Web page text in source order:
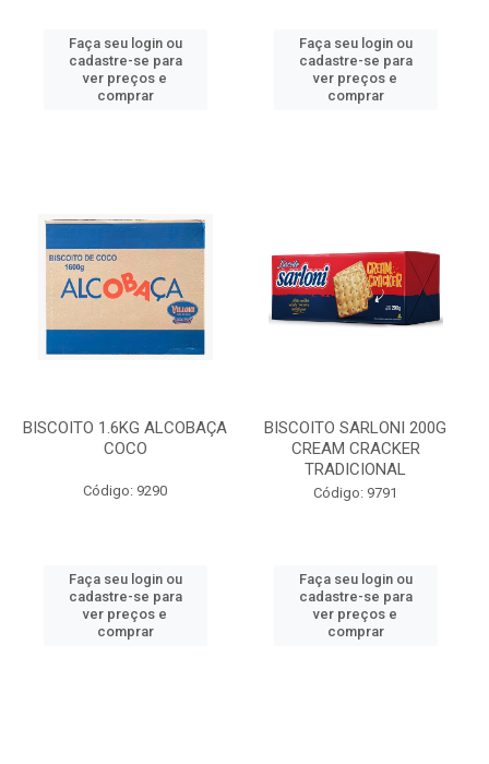
Faça seu login ou
cadastre-se para
ver preços e
comprar
Faça seu login ou
cadastre-se para
ver preços e
comprar
BISCOITO 1.6KG ALCOBAÇA
COCO
Código: 9290
Faça seu login ou
cadastre-se para
ver preços e
comprar
BISCOITO SARLONI 200G
CREAM CRACKER
TRADICIONAL
Código: 9791
Faça seu login ou
cadastre-se para
ver preços e
comprar